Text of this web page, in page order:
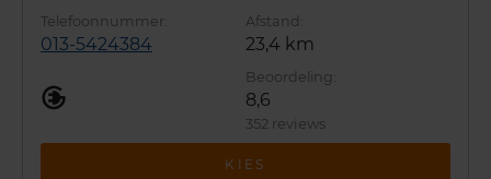
013-5424384 23,4 km
8,6
352 reviews
KIES